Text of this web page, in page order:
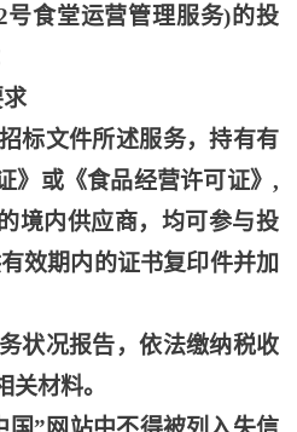
号食堂运营管理服务)的投
标文件所述服务，持有有
》或《食品经营许可证》,
境内供应商，均可参与投
效期内的证书复印件并加
状况报告，依法缴纳税收
材料。